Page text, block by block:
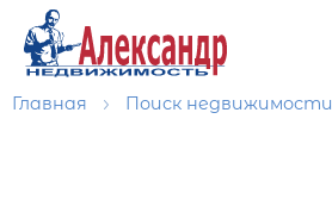
Главная Поиск недвижимости